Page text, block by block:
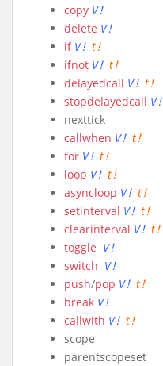
copy V！
delete V！
if V！ t！
ifnot V！ t！
delayedcall V！ t！
stopdelayedcall V！
nexttick
callwhen V！ t！
for V！ t！
loop V！ t！
asyncloop V！ t！
setinterval V！ t！
clearinterval V！ t！
toggle V！
switch V！
push/pop V！ t！
break V！
callwith V！ t！
scope
parentscopeset